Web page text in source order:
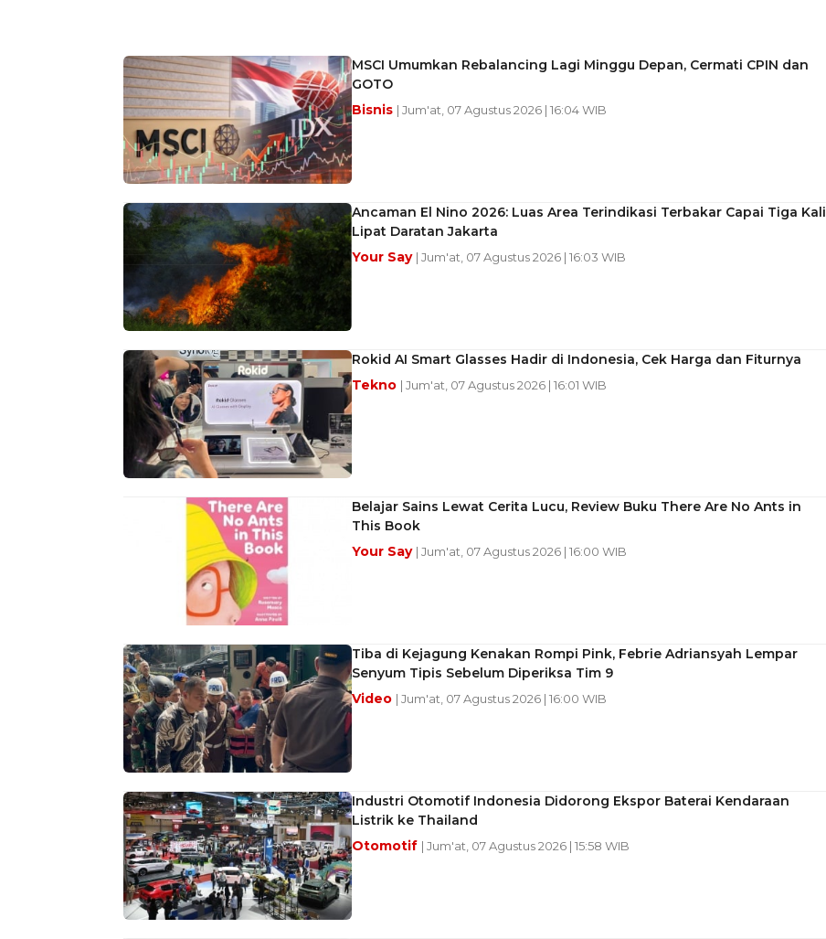
MSCI Umumkan Rebalancing Lagi Minggu Depan, Cermati CPIN dan
GOTO
Bisnis | Jum'at, 07 Agustus 2026 | 16:04 WIB
Ancaman El Nino 2026: Luas Area Terindikasi Terbakar Capai Tiga Kali
Lipat Daratan Jakarta
Your Say | Jum'at, 07 Agustus 2026 | 16:03 WIB
Rokid AI Smart Glasses Hadir di Indonesia, Cek Harga dan Fiturnya
Tekno | Jum'at, 07 Agustus 2026 | 16:01 WIB
Belajar Sains Lewat Cerita Lucu, Review Buku There Are No Ants in
This Book
Your Say | Jum'at, 07 Agustus 2026 | 16:00 WIB
Tiba di Kejagung Kenakan Rompi Pink, Febrie Adriansyah Lempar
Senyum Tipis Sebelum Diperiksa Tim 9
Video | Jum'at, 07 Agustus 2026 | 16:00 WIB
Industri Otomotif Indonesia Didorong Ekspor Baterai Kendaraan
Listrik ke Thailand
Otomotif | Jum'at, 07 Agustus 2026 | 15:58 WIB